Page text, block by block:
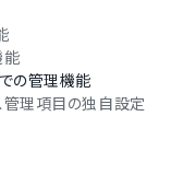
能
の管理機能
管理項目の独自設定